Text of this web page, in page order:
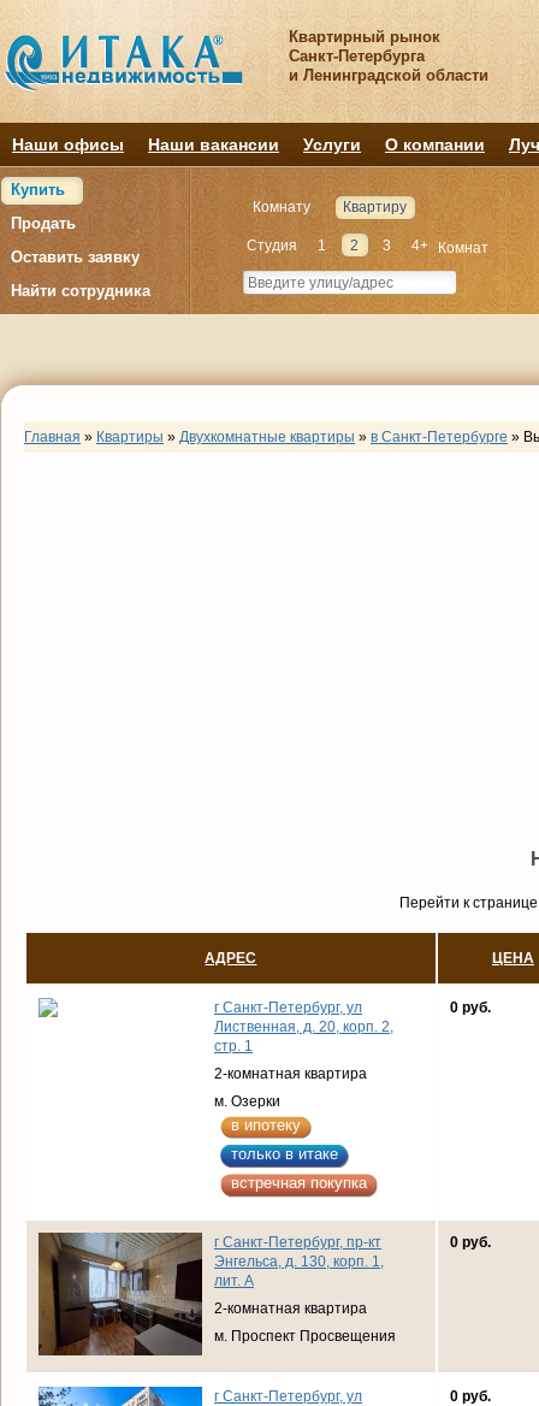
Квартирный рынок
Санкт-Петербурга
и Ленинградской области
Наши офисы Наши вакансии Услуги О компании
Купить
Продать
Оставить заявку
Найти сотрудника
Комнату Квартиру
Студия 1 2 3 4+ Комнат
Главная » Квартиры » Двухкомнатные квартиры » в Санкт-Петербурге »
Перейти к
АДРЕС ЦЕНА
г Санкт-Петербург, ул
Лиственная, д. 20, корп. 2,
стр. 1
2-комнатная квартира
м. Озерки
в ипотеку
только в итаке
встречная покупка
0 руб.
г Санкт-Петербург, пр-кт
Энгельса, д. 130, корп. 1,
лит. А
2-комнатная квартира
м. Проспект Просвещения
0 руб.
г Санкт-Петербург, ул
0 руб.